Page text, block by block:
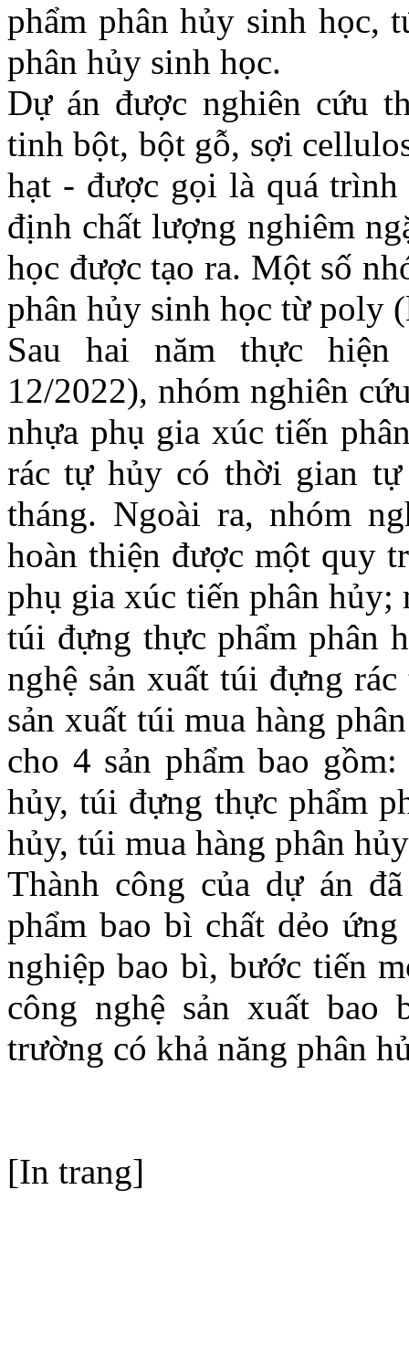
phẩm phân hủy sinh học,
phân hủy sinh học.
Dự án được nghiên cứu
tinh bột, bột gỗ, sợi
hạt - được gọi là quá
định chất lượng nghiêm
học được tạo ra. Một số
phân hủy sinh học từ poly
Sau hai năm thực
12/2022), nhóm nghiên
nhựa phụ gia xúc tiến
rác tự hủy có thời gian
tháng. Ngoài ra, nhóm
hoàn thiện được một quy
phụ gia xúc tiến phân hủy;
túi đựng thực phẩm phân
nghệ sản xuất túi đựng
sản xuất túi mua hàng
cho 4 sản phẩm bao
hủy, túi đựng thực phẩm
hủy, túi mua hàng phân
Thành công của dự án
phẩm bao bì chất dẻo
nghiệp bao bì, bước tiến
công nghệ sản xuất
trường có khả năng phân
[In trang]